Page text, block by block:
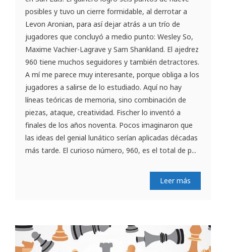
posibles y tuvo un cierre formidable, al derrotar a
Levon Aronian, para así dejar atrás a un trío de
jugadores que concluyó a medio punto: Wesley So,
Maxime Vachier-Lagrave y Sam Shankland. El ajedrez
960 tiene muchos seguidores y también detractores.
A mí me parece muy interesante, porque obliga a los
jugadores a salirse de lo estudiado. Aquí no hay
líneas teóricas de memoria, sino combinación de
piezas, ataque, creatividad. Fischer lo inventó a
finales de los años noventa. Pocos imaginaron que
las ideas del genial lunático serían aplicadas décadas
más tarde. El curioso número, 960, es el total de p...
Leer más